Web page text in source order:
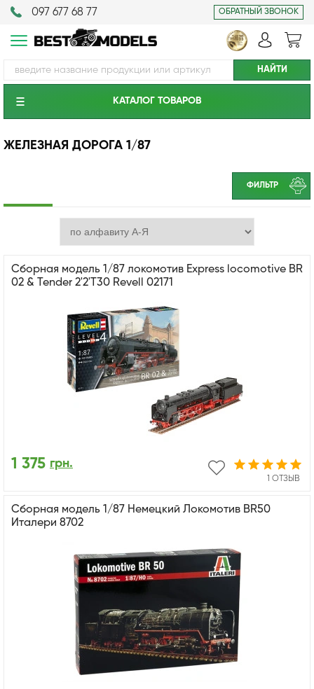
097 677 68 77 ОБРАТНЫЙ ЗВОНОК
КАТАЛОГ ТОВАРОВ
ЖЕЛЕЗНАЯ ДОРОГА 1/87
ФИЛЬТР
Сборная модель 1/87 локомотив Express locomotive BR
02 & Tender 2'2'T30 Revell 02171
1 ОТЗЫВ
1 375 грн.
Сборная модель 1/87 Немецкий Локомотив BR50
Италери 8702